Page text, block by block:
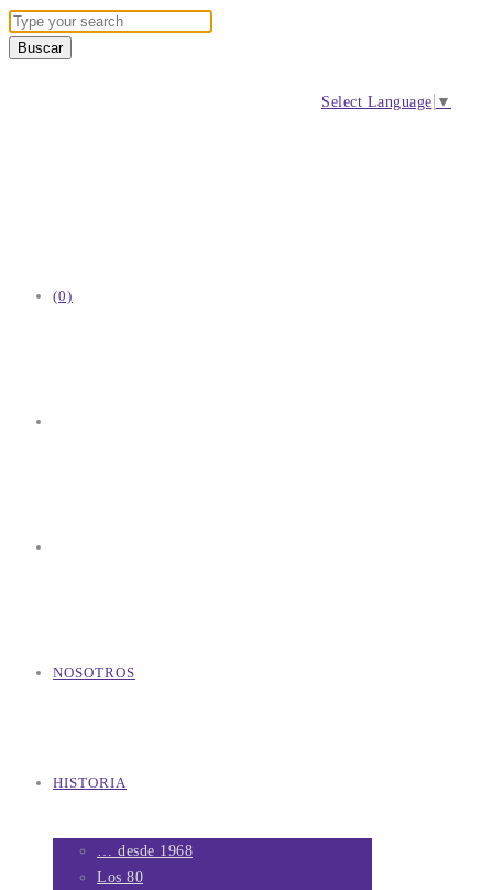
Select Language ▼
(0)
NOSOTROS
HISTORIA
… desde 1968
Los 80